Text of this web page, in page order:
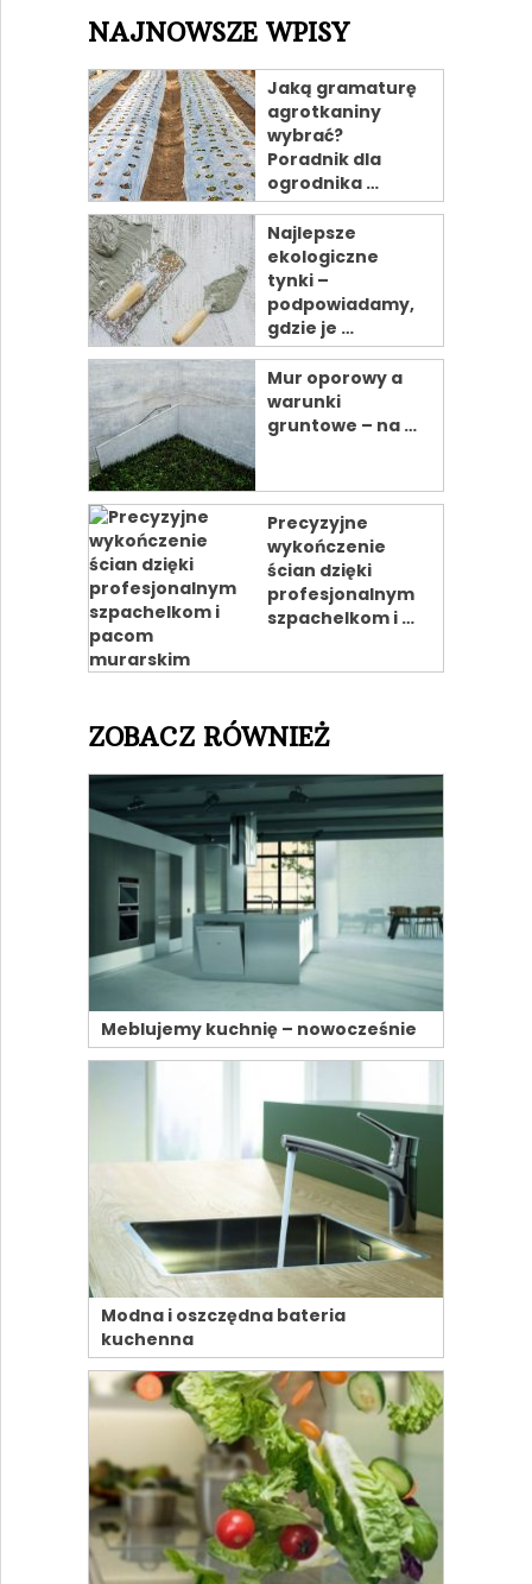
NAJNOWSZE WPISY
Jaką gramaturę
agrotkaniny
wybrać?
Poradnik dla
ogrodnika …
Najlepsze
ekologiczne
tynki –
podpowiadamy,
gdzie je …
Mur oporowy a
warunki
gruntowe – na …
Precyzyjne
wykończenie
ścian dzięki
profesjonalnym
szpachelkom i …
ZOBACZ RÓWNIEŻ
Meblujemy kuchnię – nowocześnie
Modna i oszczędna bateria
kuchenna